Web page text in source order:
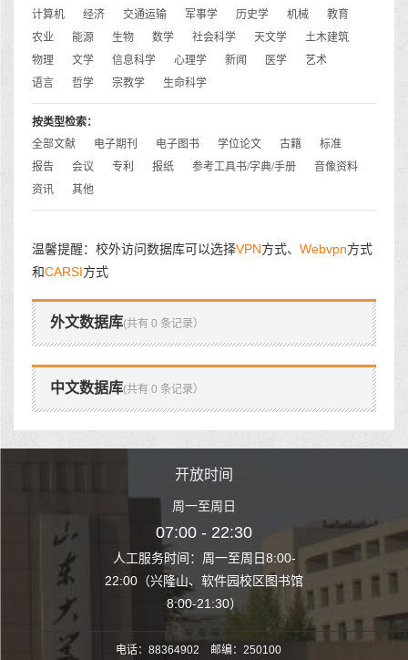
计算机
经济 交通运输 军事学 历史学 机械
教育
农业
能源 生物 数学 社会科学 天文学
土木建筑
物理
文学 信息科学 心理学 新闻 医学
艺术
语言
哲学 宗教学 生命科学
按类型检索：
全部文献
电子期刊 电子图书 学位论文 古籍
标准
报告
会议 专利 报纸 参考工具书/字典/手册
音像资料
资讯
其他
温馨提醒：校外访问数据库可以选择VPN方式、 Webvpn方式
和CARSI方式
外文数据库(共有 0 条记录）
中文数据库(共有 0 条记录）
至周日8:00-
园校区图书馆
开放时间
周一至周日
07:00 - 22:30
人工服务时间：周一至周日8:00-
22:00（兴隆山、软件园校区图书馆
8:00-21:30）
人工服务时间
22:00（兴隆山
电话：88364902 邮编：250100